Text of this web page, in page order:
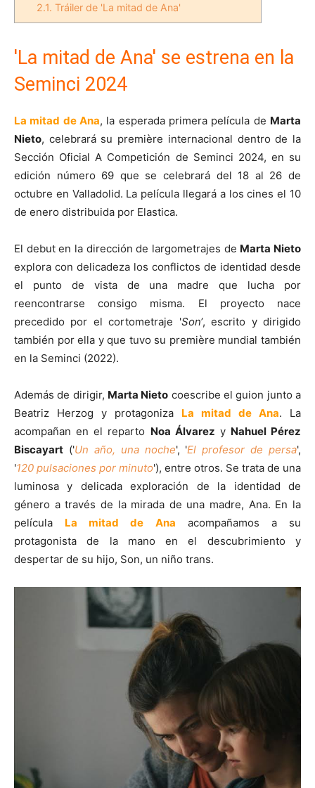
2.1. Tráiler de 'La mitad de Ana'
'La mitad de Ana' se estrena en la
Seminci 2024
La mitad de Ana, la esperada primera película de Marta
Nieto, celebrará su première internacional dentro de la
Sección Oficial A Competición de Seminci 2024, en su
edición número 69 que se celebrará del 18 al 26 de
octubre en Valladolid. La película llegará a los cines el 10
de enero distribuida por Elastica.
El debut en la dirección de largometrajes de Marta Nieto
explora con delicadeza los conflictos de identidad desde
el punto de vista de una madre que lucha por
reencontrarse consigo misma. El proyecto nace
precedido por el cortometraje 'Son’, escrito y dirigido
también por ella y que tuvo su première mundial también
en la Seminci (2022).
Además de dirigir, Marta Nieto coescribe el guion junto a
Beatriz Herzog y protagoniza La mitad de Ana. La
acompañan en el reparto Noa Álvarez y Nahuel Pérez
Biscayart ('Un año, una noche', 'El profesor de persa',
'120 pulsaciones por minuto'), entre otros. Se trata de una
luminosa y delicada exploración de la identidad de
género a través de la mirada de una madre, Ana. En la
película La mitad de Ana acompañamos a su
protagonista de la mano en el descubrimiento y
despertar de su hijo, Son, un niño trans.